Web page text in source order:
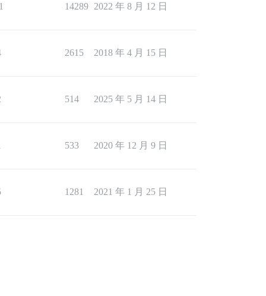
14289 2022 年 8 月 12 日
2615 2018 年 4 月 15 日
514 2025 年 5 月 14 日
533 2020 年 12 月 9 日
1281 2021 年 1 月 25 日